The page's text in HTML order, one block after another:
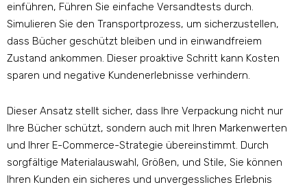
einführen, Führen Sie einfache Versandtests durch.
Simulieren Sie den Transportprozess, um sicherzustellen,
dass Bücher geschützt bleiben und in einwandfreiem
Zustand ankommen. Dieser proaktive Schritt kann Kosten
sparen und negative Kundenerlebnisse verhindern.
Dieser Ansatz stellt sicher, dass Ihre Verpackung nicht nur
Ihre Bücher schützt, sondern auch mit Ihren Markenwerten
und Ihrer E-Commerce-Strategie übereinstimmt. Durch
sorgfältige Materialauswahl, Größen, und Stile, Sie können
Ihren Kunden ein sicheres und unvergessliches Erlebnis